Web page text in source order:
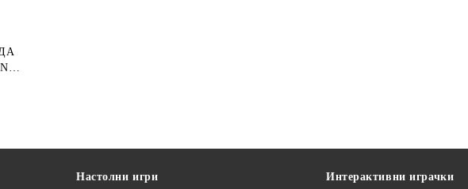
Настолни игри Интерактивни играчки